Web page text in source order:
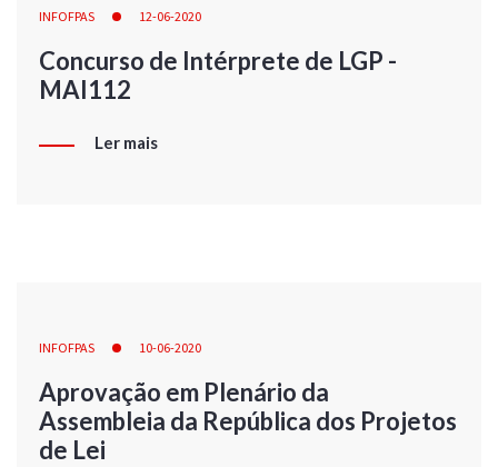
INFOFPAS 12-06-2020
Concurso de Intérprete de LGP -
MAI112
Ler mais
INFOFPAS 10-06-2020
Aprovação em Plenário da
Assembleia da República dos Projetos
de Lei